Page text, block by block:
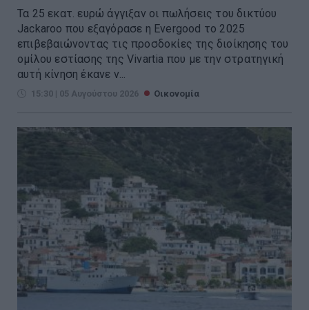
Τα 25 εκατ. ευρώ άγγιξαν οι πωλήσεις του δικτύου
Jackaroo που εξαγόρασε η Evergood το 2025
επιβεβαιώνοντας τις προσδοκίες της διοίκησης του
ομίλου εστίασης της Vivartia που με την στρατηγική
αυτή κίνηση έκανε ν...
15:30 | 05 Αυγούστου 2026 Οικονομία